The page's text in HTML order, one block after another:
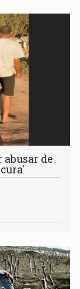
abusar de